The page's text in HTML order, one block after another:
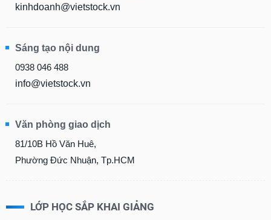
kinhdoanh@vietstock.vn
Sáng tạo nội dung
0938 046 488
info@vietstock.vn
Văn phòng giao dịch
81/10B Hồ Văn Huê,
Phường Đức Nhuận, Tp.HCM
LỚP HỌC SẮP KHAI GIẢNG